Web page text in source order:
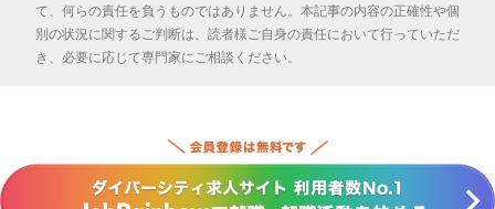
て、何らの責任を負うものではありません。本記事の内容の正確性や個
別の状況に関するご判断は、読者様ご自身の責任において行っていただ
き、必要に応じて専門家にご相談ください。